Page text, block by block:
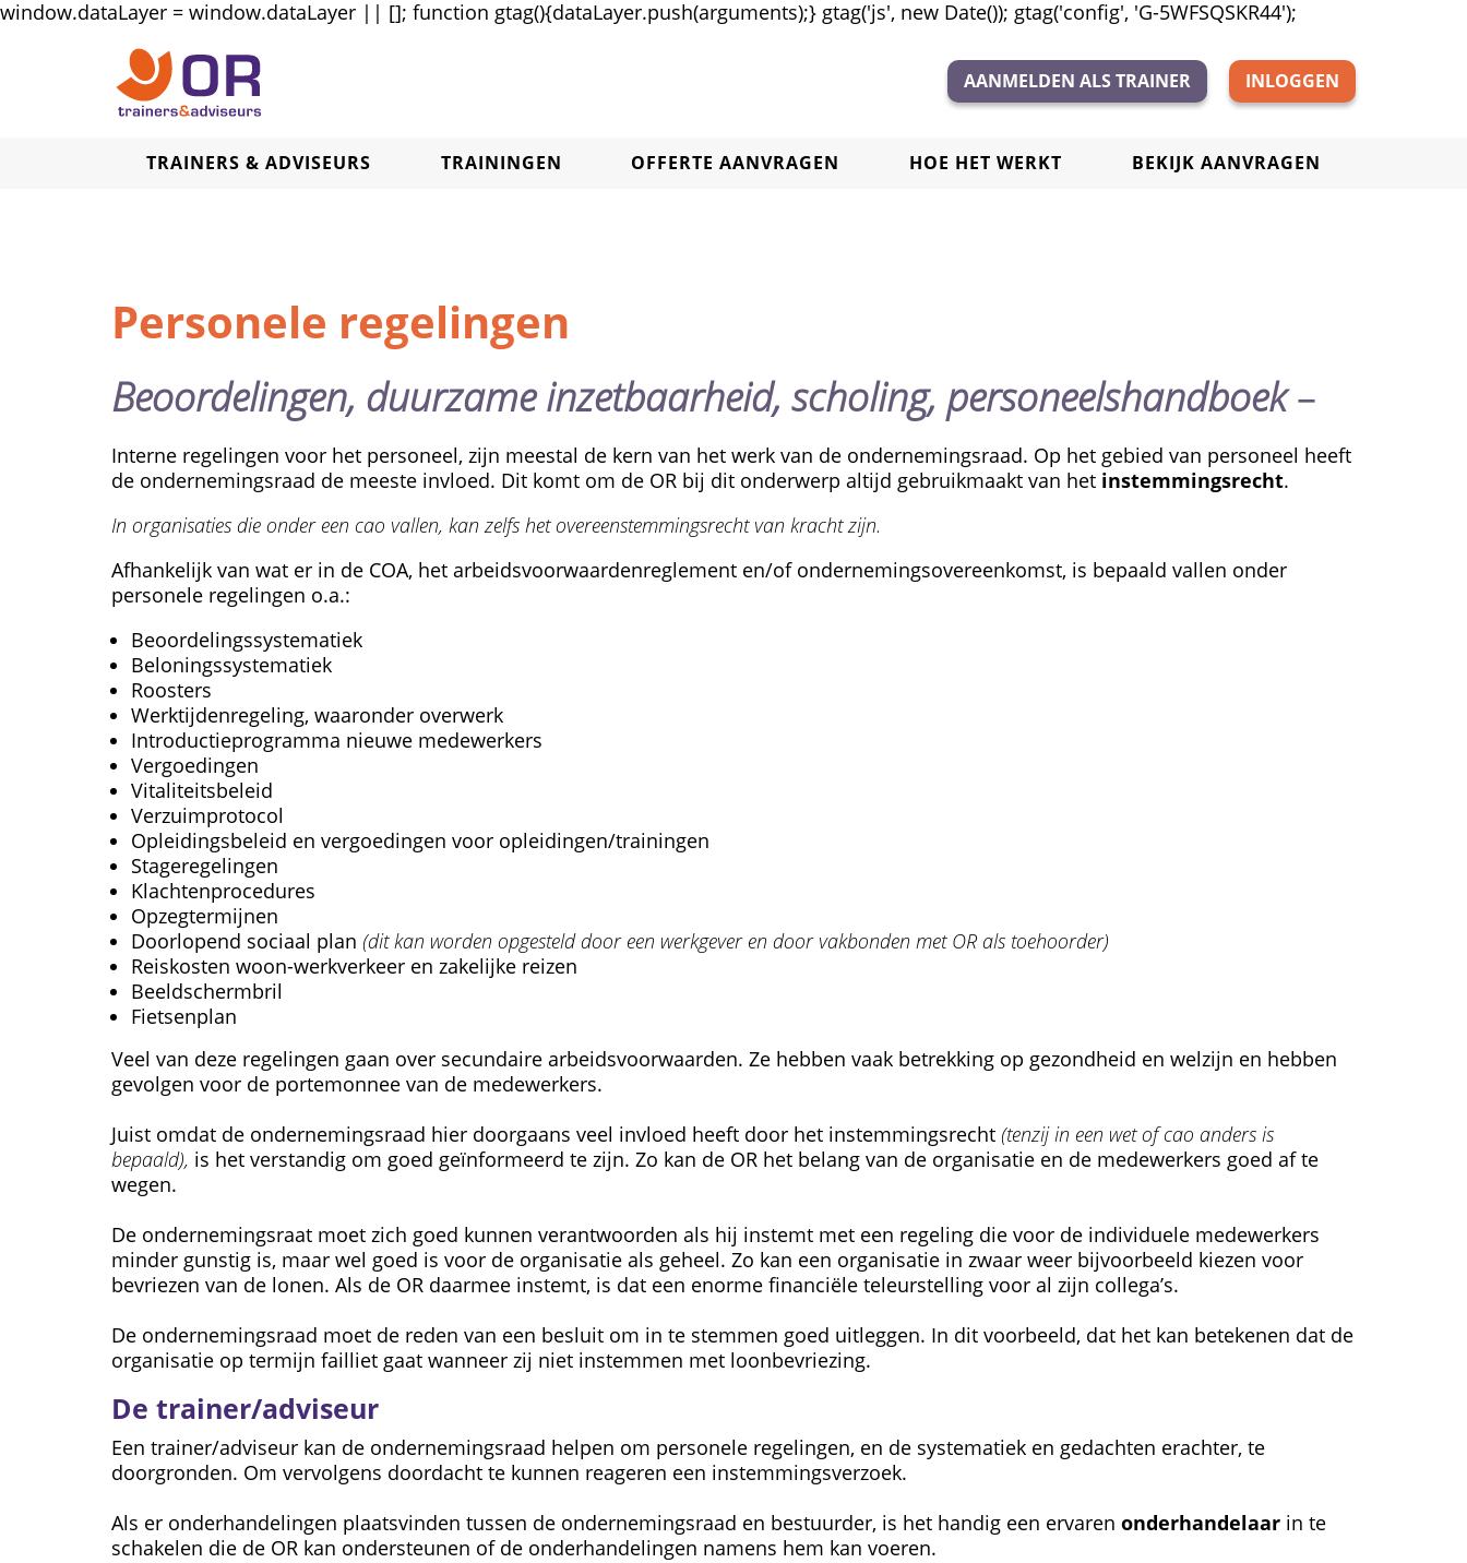
window.dataLayer = window.dataLayer || []; function gtag(){dataLayer.push(arguments);} gtag('js', new Date()); gtag('config', 'G-5WFSQSKR44');
AANMELDEN ALS TRAINER INLOGGEN
TRAINERS & ADVISEURS TRAININGEN OFFERTE AANVRAGEN HOE HET WERKT BEKIJK AANVRAGEN
Personele regelingen
Beoordelingen, duurzame inzetbaarheid, scholing, personeelshandboek–
Interne regelingen voor het personeel, zijn meestal de kern van het werk van de ondernemingsraad. Op het gebied van personeel heeft
de ondernemingsraad de meeste invloed. Dit komt om de OR bij dit onderwerp altijd gebruikmaakt van het instemmingsrecht.
In organisaties die onder een cao vallen, kan zelfs het overeenstemmingsrecht van kracht zijn.
Afhankelijk van wat er in de COA, het arbeidsvoorwaardenreglement en/of ondernemingsovereenkomst, is bepaald vallen onder
personele regelingen o.a.:
Beoordelingssystematiek
Beloningssystematiek
Roosters
Werktijdenregeling, waaronder overwerk
Introductieprogramma nieuwe medewerkers
Vergoedingen
Vitaliteitsbeleid
Verzuimprotocol
Opleidingsbeleid en vergoedingen voor opleidingen/trainingen
Stageregelingen
Klachtenprocedures
Opzegtermijnen
Doorlopend sociaal plan (dit kan worden opgesteld door een werkgever en door vakbonden met OR als toehoorder)
Reiskosten woon-werkverkeer en zakelijke reizen
Beeldschermbril
Fietsenplan
Veel van deze regelingen gaan over secundaire arbeidsvoorwaarden. Ze hebben vaak betrekking op gezondheid en welzijn en hebben
gevolgen voor de portemonnee van de medewerkers.
Juist omdat de ondernemingsraad hier doorgaans veel invloed heeft door het instemmingsrecht (tenzij in een wet of cao anders is
bepaald), is het verstandig om goed geïnformeerd te zijn. Zo kan de OR het belang van de organisatie en de medewerkers goed af te
wegen.
De ondernemingsraat moet zich goed kunnen verantwoorden als hij instemt met een regeling die voor de individuele medewerkers
minder gunstig is, maar wel goed is voor de organisatie als geheel. Zo kan een organisatie in zwaar weer bijvoorbeeld kiezen voor
bevriezen van de lonen. Als de OR daarmee instemt, is dat een enorme financiële teleurstelling voor al zijn collega’s.
De ondernemingsraad moet de reden van een besluit om in te stemmen goed uitleggen. In dit voorbeeld, dat het kan betekenen dat de
organisatie op termijn failliet gaat wanneer zij niet instemmen met loonbevriezing.
De trainer/adviseur
Een trainer/adviseur kan de ondernemingsraad helpen om personele regelingen, en de systematiek en gedachten erachter, te
doorgronden. Om vervolgens doordacht te kunnen reageren een instemmingsverzoek.
Als er onderhandelingen plaatsvinden tussen de ondernemingsraad en bestuurder, is het handig een ervaren onderhandelaar in te
schakelen die de OR kan ondersteunen of de onderhandelingen namens hem kan voeren.